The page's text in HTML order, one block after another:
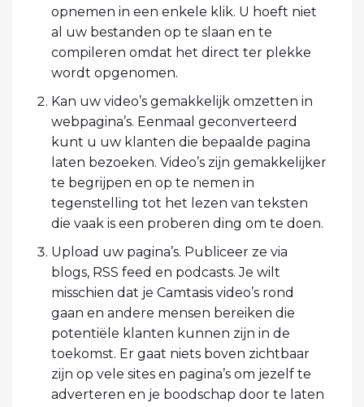
opnemen in een enkele klik. U hoeft niet
al uw bestanden op te slaan en te
compileren omdat het direct ter plekke
wordt opgenomen.
Kan uw video’s gemakkelijk omzetten in
webpagina’s. Eenmaal geconverteerd
kunt u uw klanten die bepaalde pagina
laten bezoeken. Video’s zijn gemakkelijker
te begrijpen en op te nemen in
tegenstelling tot het lezen van teksten
die vaak is een proberen ding om te doen.
Upload uw pagina’s. Publiceer ze via
blogs, RSS feed en podcasts. Je wilt
misschien dat je Camtasis video’s rond
gaan en andere mensen bereiken die
potentiële klanten kunnen zijn in de
toekomst. Er gaat niets boven zichtbaar
zijn op vele sites en pagina’s om jezelf te
adverteren en je boodschap door te laten